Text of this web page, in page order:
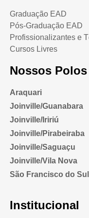
Graduação EAD
Pós-Graduação EAD
Profissionalizantes e
Cursos Livres
Nossos Polos
Araquari
Joinville/Guanabara
Joinville/Iririú
Joinville/Pirabeiraba
Joinville/Saguaçu
Joinville/Vila Nova
São Francisco do Sul
Institucional